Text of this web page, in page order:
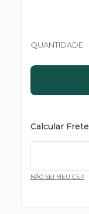
QUANTIDADE
Calcular Frete
NÃO SEI MEU CEP